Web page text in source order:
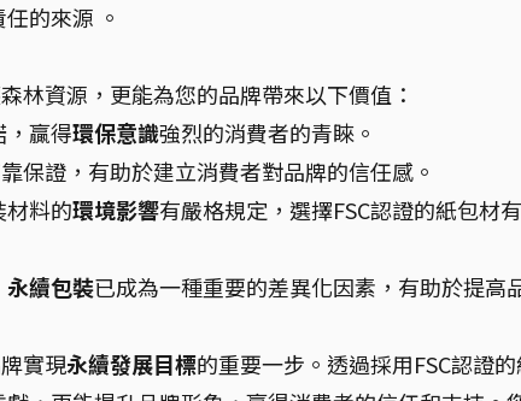
的來源 。
林資源，更能為您的品牌帶來以下價值：
，贏得環保意識強烈的消費者的青睞。
保證，有助於建立消費者對品牌的信任感。
材料的環境影響有嚴格規定，選擇FSC認證的紙包材有
永續包裝已成為一種重要的差異化因素，有助於提高
實現永續發展目標的重要一步。透過採用FSC認證